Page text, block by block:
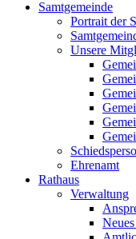
Samtgemeinde
Portrait der
Unsere
Ehrenamt
Rathaus
Verwaltung